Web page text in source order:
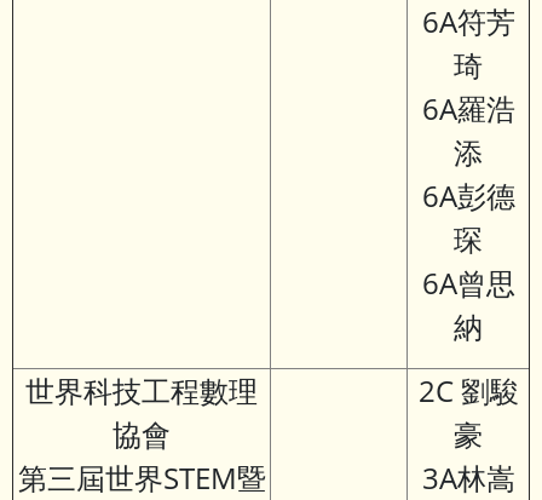
6A符芳
琦
6A羅浩
添
6A彭德
琛
6A曾思
納
世界科技工程數理
協會
第三屆世界STEM暨
2C 劉駿
豪
3A林嵩